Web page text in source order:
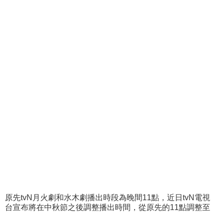
原先tvN月火劇和水木劇播出時段為晚間11點，近日tvN電視
台宣布將在中秋節之後調整播出時間，從原先的11點調整至